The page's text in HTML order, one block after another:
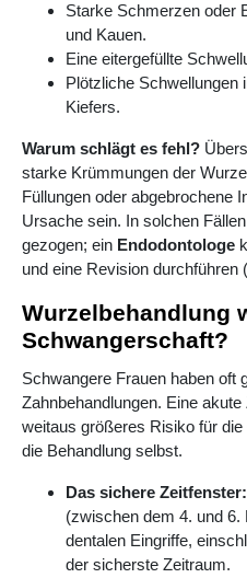
Starke Schmerzen oder
und Kauen.
Eine eitergefüllte
Plötzliche Schwellungen
Kiefers.
Warum schlägt es fehl?
starke Krümmungen der
Füllungen oder abgebrochene
Ursache sein. In solchen
gezogen; ein Endodontologe
und eine Revision durchführen
Wurzelbehandlung
Schwangerschaft?
Schwangere Frauen haben oft
Zahnbehandlungen. Eine
weitaus größeres Risiko für
die Behandlung selbst.
Das sichere Zeitfenster:
(zwischen dem 4. und
dentalen Eingriffe,
der sicherste Zeitraum.